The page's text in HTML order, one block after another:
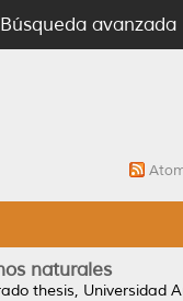
Búsqueda avanzada
naturales
thesis, Universidad